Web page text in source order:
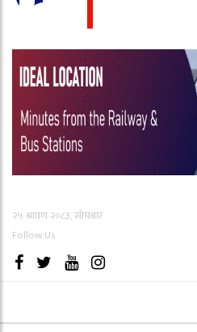
२५ श्रावण २०८३, सोमबार
Follow Us